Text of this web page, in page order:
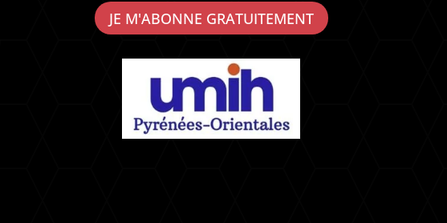
JE M'ABONNE GRATUITEMENT